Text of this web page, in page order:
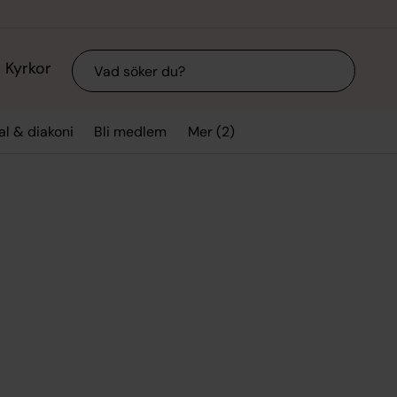
Kyrkor Sök
& diakoni Bli medlem Mer (2)